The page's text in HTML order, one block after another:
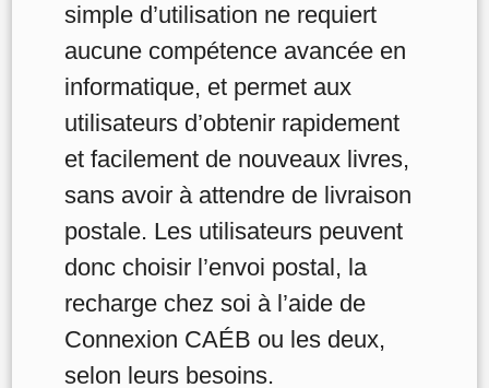
simple d’utilisation ne requiert
aucune compétence avancée en
informatique, et permet aux
utilisateurs d’obtenir rapidement
et facilement de nouveaux livres,
sans avoir à attendre de livraison
postale. Les utilisateurs peuvent
donc choisir l’envoi postal, la
recharge chez soi à l’aide de
Connexion CAÉB ou les deux,
selon leurs besoins.